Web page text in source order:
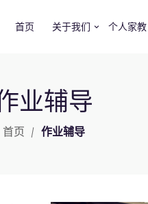
首页 关于我们 个人家教
业辅导
首页 作业辅导